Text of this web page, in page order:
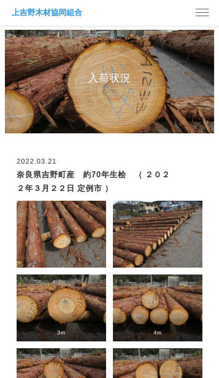
入荷状況
2022.03.21
奈良県吉野町産 約70年生桧 （ ２０２
２年３月２２日 定例市 ）
3m 4m